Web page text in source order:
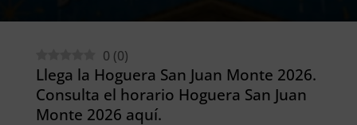
0 (0)
Llega la Hoguera San Juan Monte 2026.
Consulta el horario Hoguera San Juan
Monte 2026 aquí.